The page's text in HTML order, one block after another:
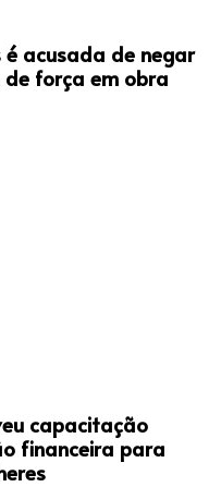
é acusada de negar
de força em obra
capacitação
financeira para